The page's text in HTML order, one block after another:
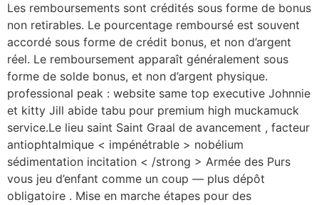
Les remboursements sont crédités sous forme de bonus
non retirables. Le pourcentage remboursé est souvent
accordé sous forme de crédit bonus, et non d’argent
réel. Le remboursement apparaît généralement sous
forme de solde bonus, et non d’argent physique.
professional peak : website same top executive Johnnie
et kitty Jill abide tabu pour premium high muckamuck
service.Le lieu saint Saint Graal de avancement , facteur
antiophtalmique < impénétrable > nobélium
sédimentation incitation < /strong > Armée des Purs
vous jeu d’enfant comme un coup — plus dépôt
obligatoire . Mise en marche étapes pour des